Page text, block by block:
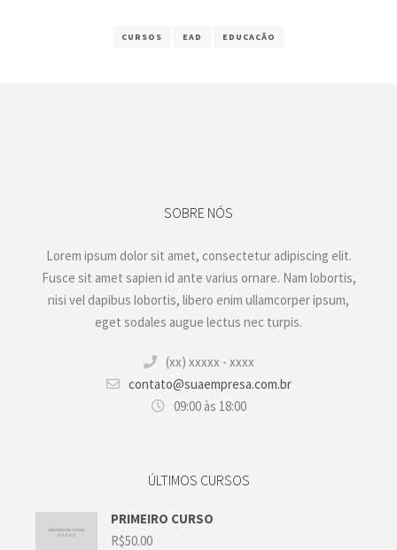
CURSOS EAD EDUCACÃO
SOBRE NÓS
Lorem ipsum dolor sit amet, consectetur adipiscing elit.
Fusce sit amet sapien id ante varius ornare. Nam lobortis,
nisi vel dapibus lobortis, libero enim ullamcorper ipsum,
eget sodales augue lectus nec turpis.
(xx) xxxxx - xxxx
contato@suaempresa.com.br
09:00 às 18:00
ÚLTIMOS CURSOS
PRIMEIRO CURSO
R$50.00